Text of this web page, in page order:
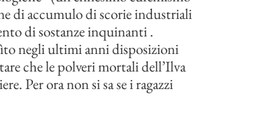
di accumulo di scorie industriali
di sostanze inquinanti .
negli ultimi anni disposizioni
che le polveri mortali dell’Ilva
Per ora non si sa se i ragazzi